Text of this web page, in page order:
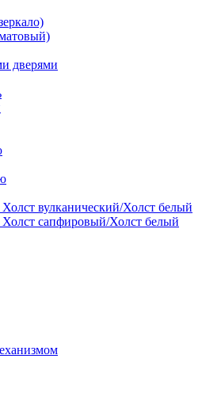
дверями
вулканический/Холст белый
сапфировый/Холст белый